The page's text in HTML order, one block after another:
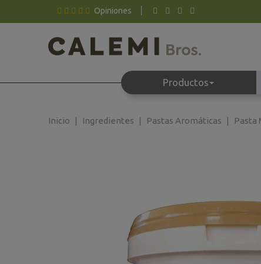
Opiniones
Productos
Inicio Ingredientes Pastas Aromáticas Pasta